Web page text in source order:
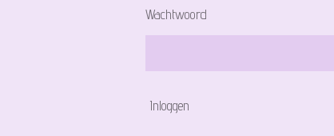
Wachtwoord
Inloggen